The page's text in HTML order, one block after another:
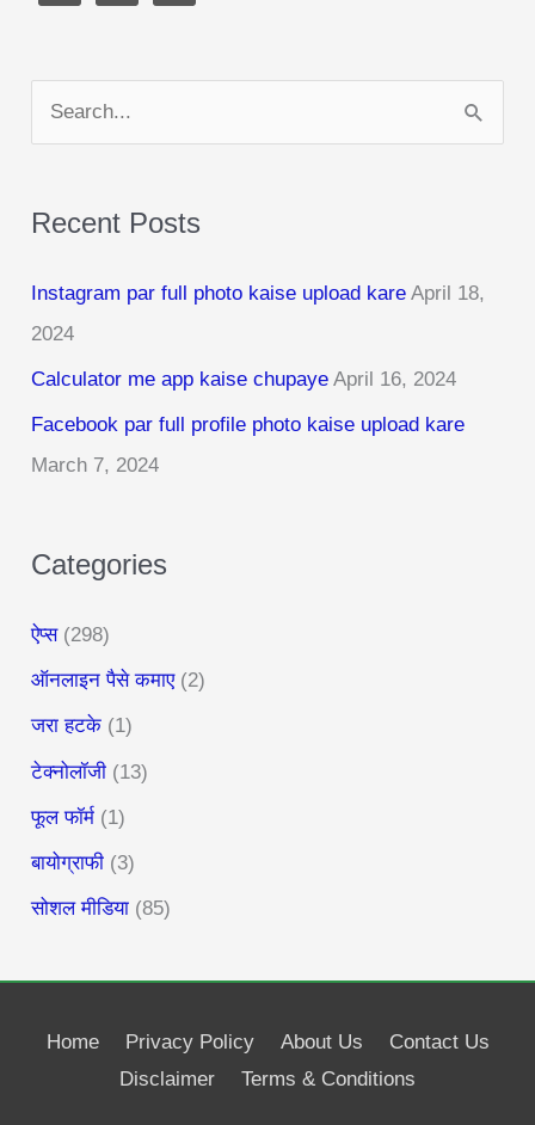
e
r
h
f
o
r
:
Recent Posts
Instagram par full photo kaise upload kare April 18,
2024
Calculator me app kaise chupaye April 16, 2024
Facebook par full profile photo kaise upload kare
March 7, 2024
Categories
ऐप्स(298)
ऑनलाइन पैसे कमाए(2)
जरा हटके (1)
टेक्नोलॉजी (13)
फूल फॉर्म (1)
बायोग्राफी (3)
सोशल मीडिया (85)
Home Privacy Policy About Us
Contact Us
Disclaimer
Terms & Conditions